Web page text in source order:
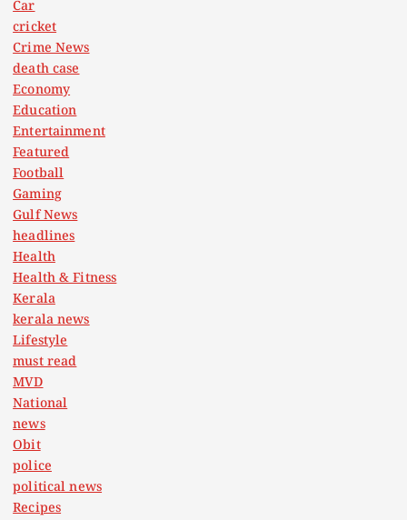
Car
cricket
Crime News
death case
Economy
Education
Entertainment
Featured
Football
Gaming
Gulf News
headlines
Health
Health & Fitness
Kerala
kerala news
Lifestyle
must read
MVD
National
news
Obit
police
political news
Recipes